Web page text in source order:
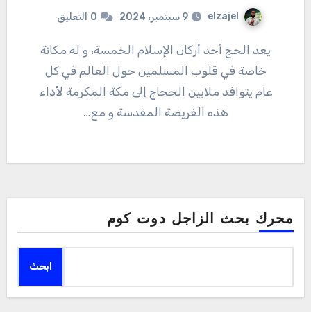
elzajel 9 سبتمبر، 2024 0 التعليق
يعد الحج أحد أركان الإسلام الخمسة، و له مكانة
خاصة في قلوب المسلمين حول العالم في كل
عام يتوافد ملايين الحجاج إلى مكة المكرمة لأداء
هذه الفريضة المقدسة و مع…
محرك بحث الزاجل دوت كوم
ابحث